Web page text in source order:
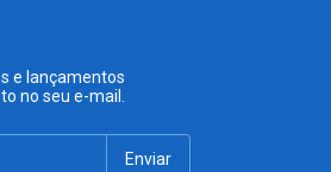
e lançamentos
no seu e-mail.